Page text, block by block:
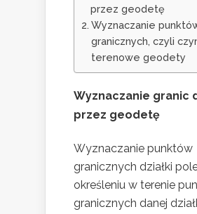
przez geodetę
Wyznaczanie
granicznych, czyli
terenowe geodety
Wyznaczanie granic
przez geodetę
Wyznaczanie punktów
granicznych działki
określeniu w terenie
granicznych danej